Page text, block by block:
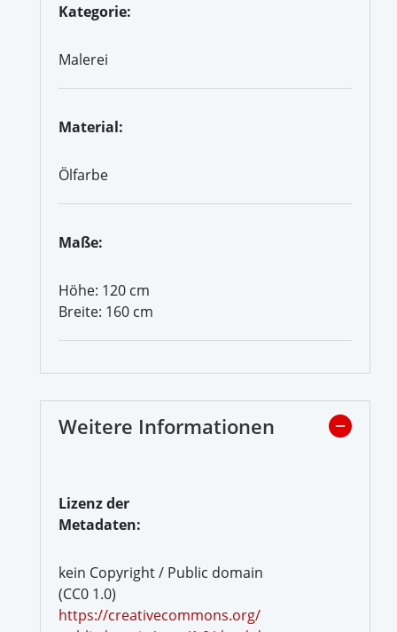
Kategorie:
Malerei
Material:
Ölfarbe
Maße:
Höhe: 120 cm
Breite: 160 cm
Weitere Informationen
Lizenz der
Metadaten:
kein Copyright / Public domain
(CC0 1.0)
https://creativecommons.org/